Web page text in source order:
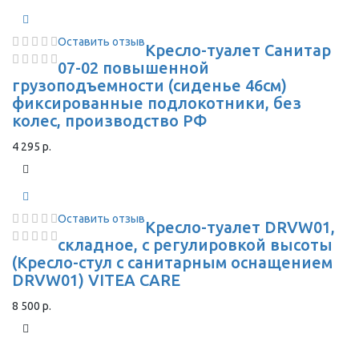
Оставить отзывКресло-туалет Санитар
07-02 повышенной
грузоподъемности (сиденье 46см)
фиксированные подлокотники, без
колес, производство РФ
4 295 р.
Оставить отзывКресло-туалет DRVW01,
складное, с регулировкой высоты
(Кресло-стул с санитарным оснащением
DRVW01) VITEA CARE
8 500 р.